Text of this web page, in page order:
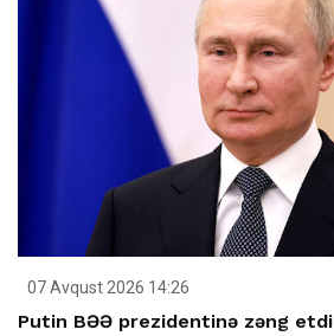
07 Avqust 2026 14:26
Putin BƏƏ prezidentinə zəng etdi